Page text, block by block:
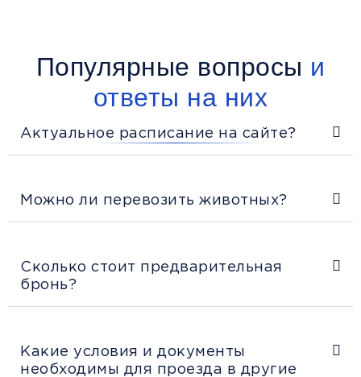
Популярные вопросы и
ответы на них
Актуальное расписание на сайте?
Можно ли перевозить животных?
Сколько стоит предварительная
бронь?
Какие условия и документы
необходимы для проезда в другие